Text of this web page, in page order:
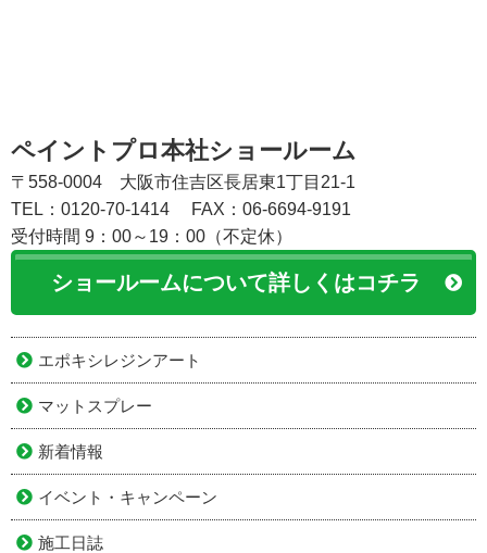
ペイントプロ本社ショールーム
〒558-0004 大阪市住吉区長居東1丁目21-1
TEL：0120-70-1414
FAX：06-6694-9191
受付時間 9：00～19：00（不定休）
ショールームについて詳しくはコチラ
エポキシレジンアート
マットスプレー
新着情報
イベント・キャンペーン
施工日誌